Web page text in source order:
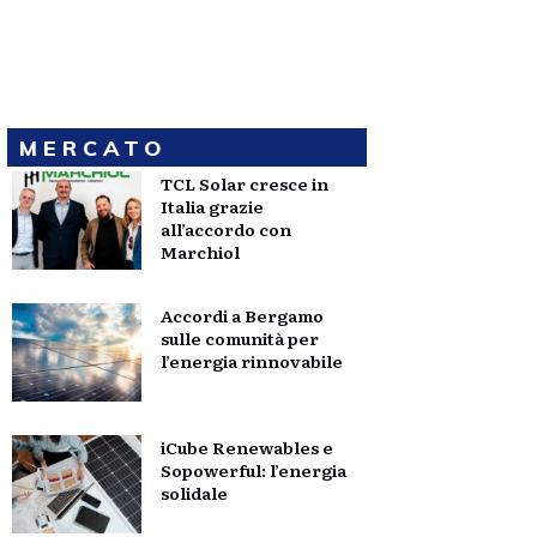
MERCATO
TCL Solar cresce in
Italia grazie
all’accordo con
Marchiol
Accordi a Bergamo
sulle comunità per
l’energia rinnovabile
iCube Renewables e
Sopowerful: l’energia
solidale